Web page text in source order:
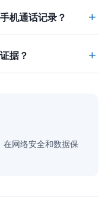
机通话记录？ +
据？ +
在网络安全和数据保